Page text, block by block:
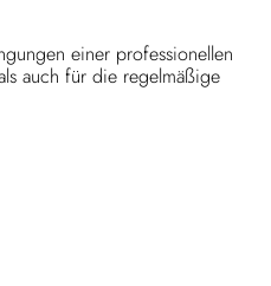
einer professionellen
auch für die regelmäßige